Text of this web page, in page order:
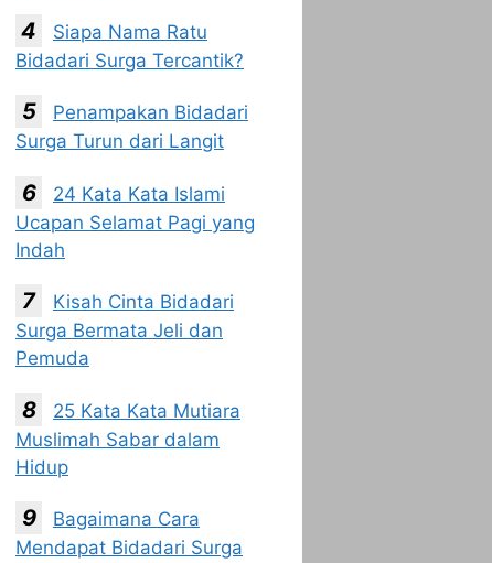
Siapa Nama Ratu
Bidadari Surga Tercantik?
Penampakan Bidadari
Surga Turun dari Langit
24 Kata Kata Islami
Ucapan Selamat Pagi yang
Indah
Kisah Cinta Bidadari
Surga Bermata Jeli dan
Pemuda
25 Kata Kata Mutiara
Muslimah Sabar dalam
Hidup
Bagaimana Cara
Mendapat Bidadari Surga